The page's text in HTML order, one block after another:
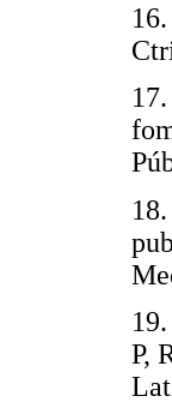
P,